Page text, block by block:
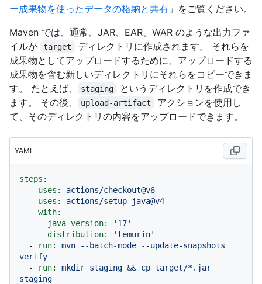
ー成果物を使ったデータの格納と共有 」をご覧ください。
Maven では、通常、JAR、EAR、WAR のような出力ファ
イルが
target
ディレクトリに作成されます。 それらを
成果物としてアップロードするために、アップロードする
成果物を含む新しいディレクトリにそれらをコピーできま
す。 たとえば、
staging
というディレクトリを作成でき
ます。 その後、
upload-artifact
アクションを使用し
て、そのディレクトリの内容をアップロードできます。
YAML
steps:
-
uses:
actions/checkout@v6
-
uses:
actions/setup-java@v4
with:
java-version:
'17'
distribution:
'temurin'
-
run: mvn --batch-mode
--update-snapshots
verify
-
run: mkdir staging && cp target/*.jar
staging